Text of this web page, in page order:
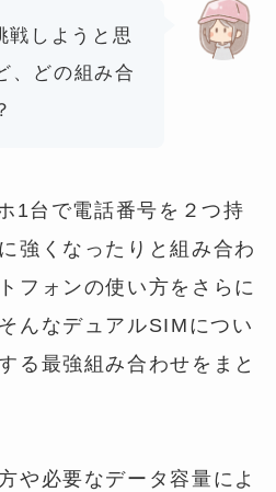
戦しようと思
、どの組み合
1台で電話番号を２つ持
強くなったりと組み合わ
フォンの使い方をさらに
んなデュアルSIMについ
る最強組み合わせをまと
や必要なデータ容量によ